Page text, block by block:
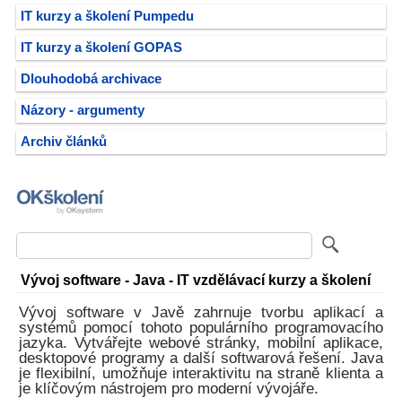
IT kurzy a školení Pumpedu
IT kurzy a školení GOPAS
Dlouhodobá archivace
Názory - argumenty
Archiv článků
Vývoj software - Java - IT vzdělávací kurzy a školení
Vývoj software v Javě zahrnuje tvorbu aplikací a
systémů pomocí tohoto populárního programovacího
jazyka. Vytvářejte webové stránky, mobilní aplikace,
desktopové programy a další softwarová řešení. Java
je flexibilní, umožňuje interaktivitu na straně klienta a
je klíčovým nástrojem pro moderní vývojáře.